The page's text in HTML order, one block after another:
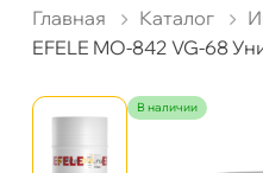
Главная Катало
EFELE MO-842 VG-68
наличии